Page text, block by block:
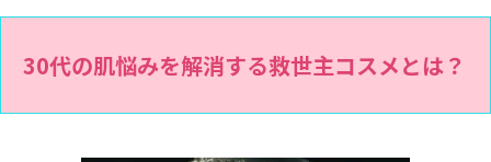
30代の肌悩みを解消する救世主コスメとは？